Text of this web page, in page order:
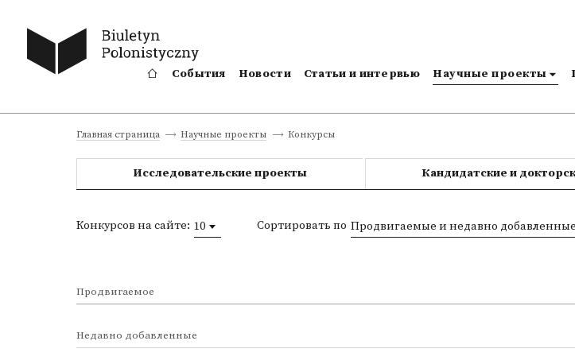
События Новости Статьи и интервью Научные проекты
Главная страница Научные проекты Конкурсы
Исследовательские проекты Кандидатские и
Конкурсов на сайте: 10 Сортировать по Продвигаемые и недавно добавленные
Продвигаемое
Недавно добавленные